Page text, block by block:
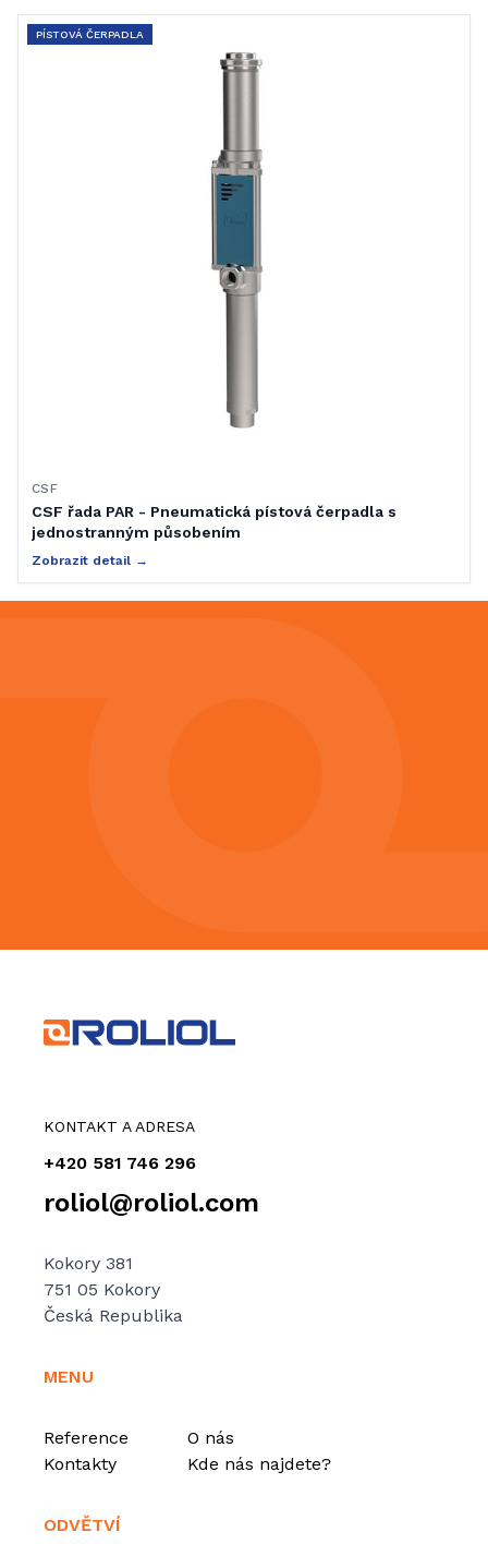
PÍSTOVÁ ČERPADLA
CSF
CSF řada PAR - Pneumatická pístová čerpadla s
jednostranným působením
Zobrazit detail →
KONTAKT A ADRESA
+420 581 746 296
roliol@roliol.com
Kokory 381
751 05 Kokory
Česká Republika
MENU
Reference
O nás
Kontakty
Kde nás najdete?
ODVĚTVÍ